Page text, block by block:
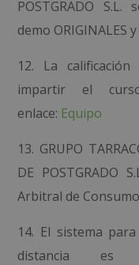
POSTGRADO S.L.
demo ORIGINALES
12. La
impartir el
enlace: Equipo
13. GRUPO
DE POSTGRADO
Arbitral de
14. El sistema
distancia